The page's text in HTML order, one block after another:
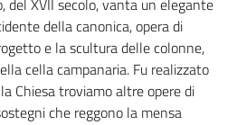
del XVII secolo, vanta un elegante
della canonica, opera di
e la scultura delle colonne,
cella campanaria. Fu realizzato
Chiesa troviamo altre opere di
che reggono la mensa